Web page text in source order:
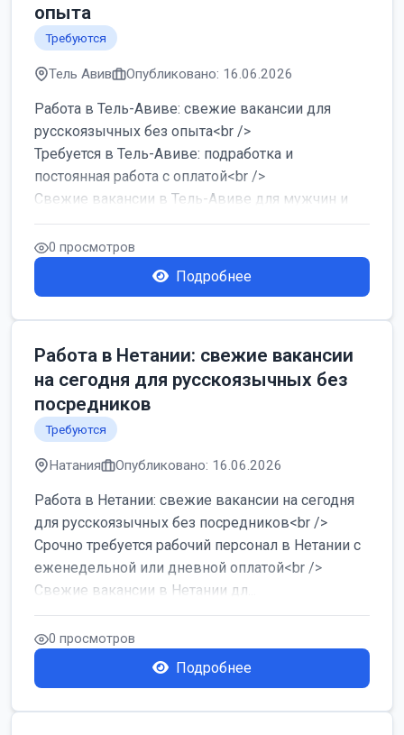
опыта
Требуются
Тель Авив Опубликовано: 16.06.2026
Работа в Тель-Авиве: свежие вакансии для
русскоязычных без опыта<br />
Требуется в Тель-Авиве: подработка и
постоянная работа с оплатой<br />
Свежие вакансии в Тель-Авиве для мужчин и
женщин от хозя...
0 просмотров
Подробнее
Работа в Нетании: свежие вакансии
на сегодня для русскоязычных без
посредников
Требуются
Натания Опубликовано: 16.06.2026
Работа в Нетании: свежие вакансии на сегодня
для русскоязычных без посредников<br />
Срочно требуется рабочий персонал в Нетании с
еженедельной или дневной оплатой<br />
Свежие вакансии в Нетании дл...
0 просмотров
Подробнее